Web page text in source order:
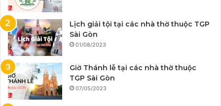
Lịch giải tội tại các nhà thờ thuộc TGP
Sài Gòn
01/08/2023
Giờ Thánh lễ tại các nhà thờ thuộc
TGP Sài Gòn
07/05/2023